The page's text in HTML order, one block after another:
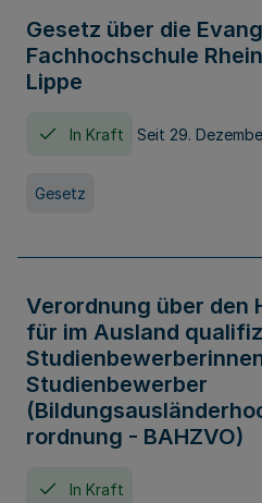
Gesetz über die
Fachhochschule
Lippe
In Kraft Seit 29.
Gesetz
Verordnung über den
für im Ausland
Studienbewerber
rordnung - BAHZVO)
In Kraft